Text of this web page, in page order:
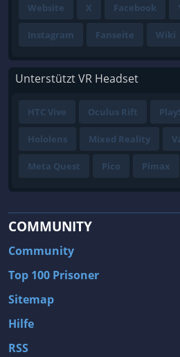
Website X Facebook
Instagram Fanseite Wiki
Unterstützt VR Headset
HTC Vive Oculus Rift
Hololens Mixed Reality
Meta Quest Pico Pimax
COMMUNITY
Community
Top 100 Prisoner
Sitemap
Hilfe
RSS